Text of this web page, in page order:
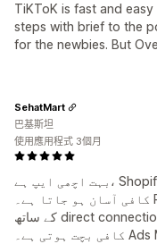
TiKToK is fast and
steps with brief to the
for the newbies. But
بہت اچھی ایپ ہے، Shopify کے ساتھ TikTok کو integrate کرنا
کافی آسان ہو جاتا ہے۔ Product catalog sync اور TikTok Shop
کے ساتھ direct connection کی سہولت بہت مفید ہے، جس سے وقت کی
کافی بچت ہوتی ہے۔ Ads Manager کے ساتھ integration بھی سیدھا
SehatMart
巴基斯坦
使用應用程式 3個月